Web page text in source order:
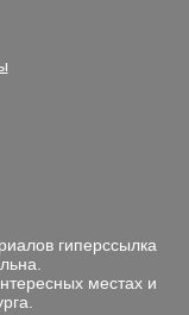
гиперссылка
местах и